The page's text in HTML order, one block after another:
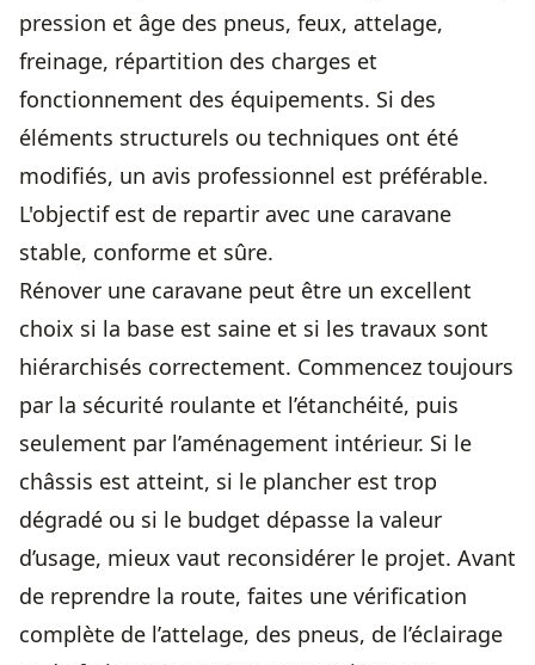
pression et âge des pneus, feux, attelage,
freinage, répartition des charges et
fonctionnement des équipements. Si des
éléments structurels ou techniques ont été
modifiés, un avis professionnel est préférable.
L'objectif est de repartir avec une caravane
stable, conforme et sûre.
Rénover une caravane peut être un excellent
choix si la base est saine et si les travaux sont
hiérarchisés correctement. Commencez toujours
par la sécurité roulante et l’étanchéité, puis
seulement par l’aménagement intérieur. Si le
châssis est atteint, si le plancher est trop
dégradé ou si le budget dépasse la valeur
d’usage, mieux vaut reconsidérer le projet. Avant
de reprendre la route, faites une vérification
complète de l’attelage, des pneus, de l’éclairage